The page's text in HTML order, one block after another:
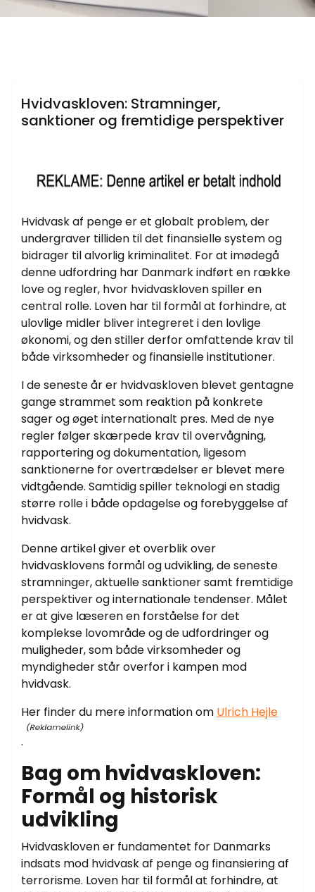
Samtlige Guides på fdbr.dk
Hvidvaskloven: Stramninger,
sanktioner og fremtidige perspektiver
Hvidvask af penge er et globalt problem, der
undergraver tilliden til det finansielle system og
bidrager til alvorlig kriminalitet. For at imødegå
denne udfordring har Danmark indført en række
love og regler, hvor hvidvaskloven spiller en
central rolle. Loven har til formål at forhindre, at
ulovlige midler bliver integreret i den lovlige
økonomi, og den stiller derfor omfattende krav til
både virksomheder og finansielle institutioner.
I de seneste år er hvidvaskloven blevet gentagne
gange strammet som reaktion på konkrete
sager og øget internationalt pres. Med de nye
regler følger skærpede krav til overvågning,
rapportering og dokumentation, ligesom
sanktionerne for overtrædelser er blevet mere
vidtgående. Samtidig spiller teknologi en stadig
større rolle i både opdagelse og forebyggelse af
hvidvask.
Denne artikel giver et overblik over
hvidvasklovens formål og udvikling, de seneste
stramninger, aktuelle sanktioner samt fremtidige
perspektiver og internationale tendenser. Målet
er at give læseren en forståelse for det
komplekse lovområde og de udfordringer og
muligheder, som både virksomheder og
myndigheder står overfor i kampen mod
hvidvask.
Her finder du mere information om Ulrich Hejle
.
Bag om hvidvaskloven:
Formål og historisk
udvikling
Hvidvaskloven er fundamentet for Danmarks
indsats mod hvidvask af penge og finansiering af
terrorisme. Loven har til formål at forhindre, at